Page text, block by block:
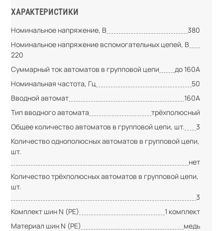
ХАРАКТЕРИСТИКИ
Номинальное напряжение, В
380
Номинальное напряжение вспомогательных цепей, В
220
Суммарный ток автоматов в групповой цепи
до 160А
Номинальная частота, Гц
50
Вводной автомат
160А
Тип вводного автомата
трёхполюсный
Общее количество автоматов в групповой цепи, шт.
3
Количество однополюсных автоматов в групповой цепи,
шт.
нет
Количество трёхполюсных автоматов в групповой цепи,
шт.
3
Комплект шин N (PE)
1 комплект
Материал шин N (PE)
медь